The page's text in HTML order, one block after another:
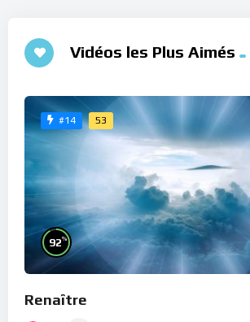
Vidéos les Plus Aimés
#14 53
92%
Renaître